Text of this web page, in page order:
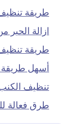
طريقة
ازالة الحبر
طريقة
أسهل طريقة
تنظيف
طرق فعالة